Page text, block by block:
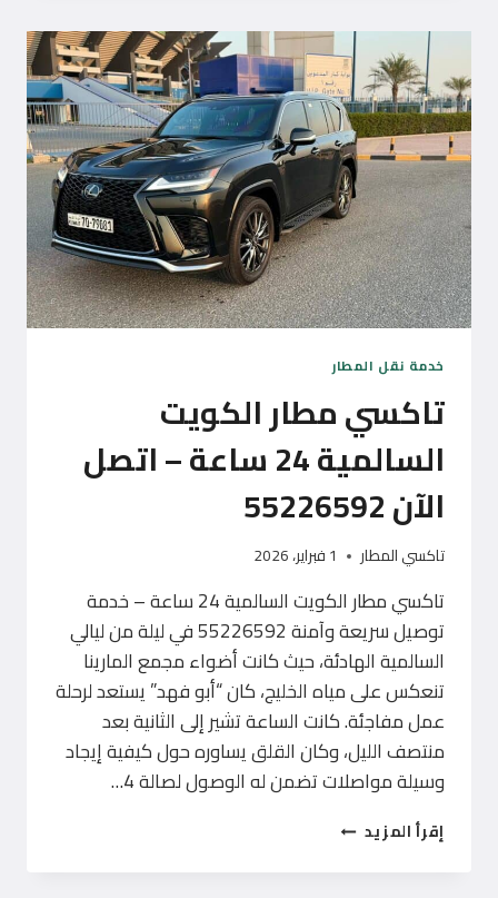
في
القيروان
–
توصيل
24
ساعة
–
اتصل
55226592
خدمة نقل المطار
تاكسي مطار الكويت
السالمية 24 ساعة – اتصل
الآن 55226592
تاكسي المطار 1 فبراير، 2026
تاكسي مطار الكويت السالمية 24 ساعة – خدمة
توصيل سريعة وآمنة 55226592 في ليلة من ليالي
السالمية الهادئة، حيث كانت أضواء مجمع المارينا
تنعكس على مياه الخليج، كان “أبو فهد” يستعد لرحلة
عمل مفاجئة. كانت الساعة تشير إلى الثانية بعد
منتصف الليل، وكان القلق يساوره حول كيفية إيجاد
وسيلة مواصلات تضمن له الوصول لصالة 4…
إقرأ المزيد تاكسي